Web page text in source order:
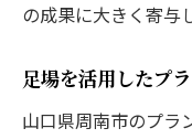
の成果に大きく寄与
足場を活用したプ
山口県周南市のプラ